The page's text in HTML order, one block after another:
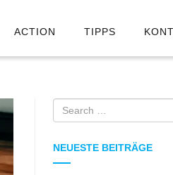
ACTION TIPPS
Search
NEUESTE BEITRÄGE